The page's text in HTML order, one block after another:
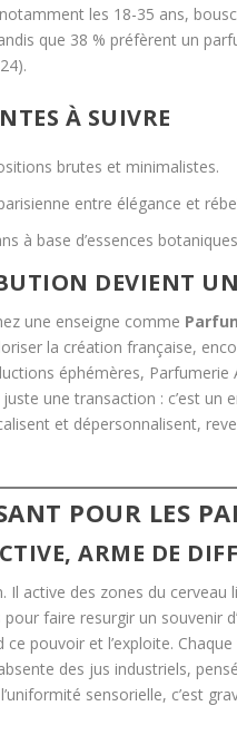
les 18-35 ans,
que 38 % préfèrent un
À SUIVRE
brutes et minimalistes.
entre élégance et
à base d’essences
DEVIENT
une enseigne comme
la création française,
éphémères,
une transaction : c’est
et dépersonnalisent,
POUR LES
ARME DE
Il active des zones du
pour faire resurgir un souvenir
pouvoir et l’exploite.
des jus industriels,
sensorielle, c’est